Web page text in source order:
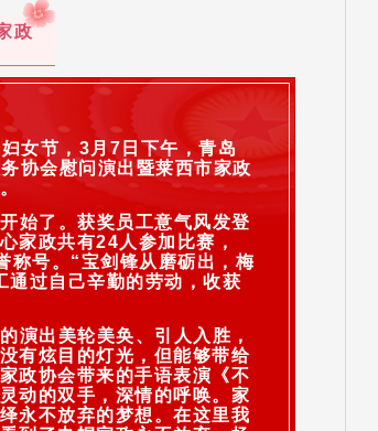
政
女节，3月7日下午，青岛
协会慰问演出暨莱西市家政
始了。获奖员工意气风发登
家政共有24人参加比赛，
称号。“宝剑锋从磨砺出，梅
通过自己辛勤的劳动，收获
演出美轮美奂、引人入胜，
有炫目的灯光，但能够带给
政协会带来的手语表演《不
动的双手，深情的呼唤。家
永不放弃的梦想。在这里我